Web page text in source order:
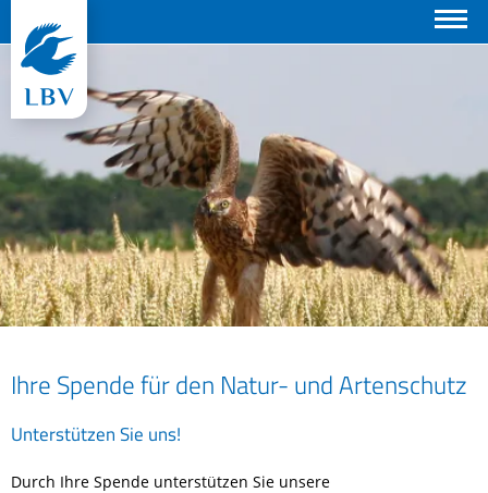
Ihre Spende für den Natur- und Artenschutz
Unterstützen Sie uns!
Durch Ihre Spende unterstützen Sie unsere